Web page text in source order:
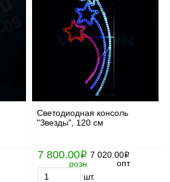
Светодиодная консоль
"Звезды", 120 см
7 800.00i
розн
7 020.00i
опт
шт.